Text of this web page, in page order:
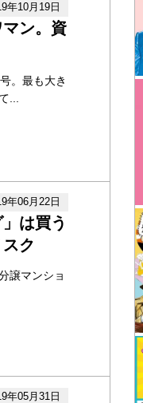
年10月19日
ン。資
。最も大き
...
年06月22日
は買う
ク
譲マンショ
年05月31日